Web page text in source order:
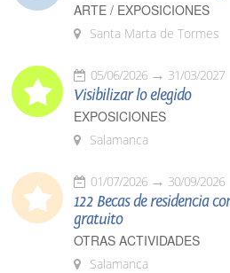
ARTE / EXPOSICIONES
Santa Marta de Tormes
05/06/2026 31/03/2027
Visibilizar lo elegido
EXPOSICIONES
Salamanca
01/07/2026 30/09/2026
122 Becas de residencia
gratuito
OTRAS ACTIVIDADES
Salamanca